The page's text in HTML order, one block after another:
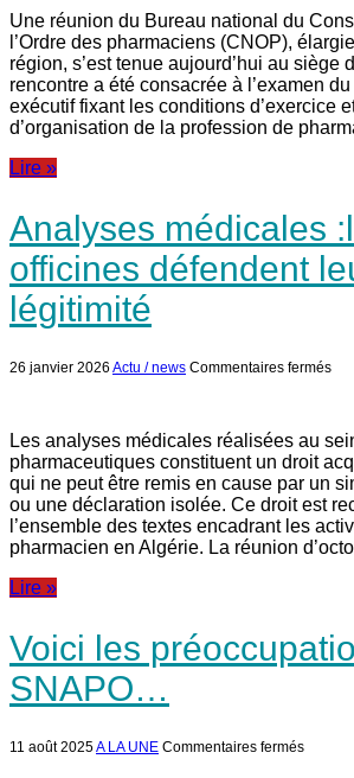
CNOP
et
le
en
autour
du
Une réunion du Bureau national du
l’Ordre des pharmaciens (CNOP),
région, s’est tenue aujourd’hui au siège
rencontre a été consacrée à l’examen
exécutif fixant les conditions d’exercice
d’organisation de la profession de
Lire »
Analyses médicales
officines défendent
légitimité
26 janvier 2026 Actu / news Commentaires ferméssur
leur
Les analyses médicales réalisées au
pharmaceutiques constituent un droit
qui ne peut être remis en cause par un
ou une déclaration isolée. Ce droit est
l’ensemble des textes encadrant les
pharmacien en Algérie. La réunion
Lire »
Voici les
SNAPO…
11 août 2025A LA UNE Commentaires ferméssur